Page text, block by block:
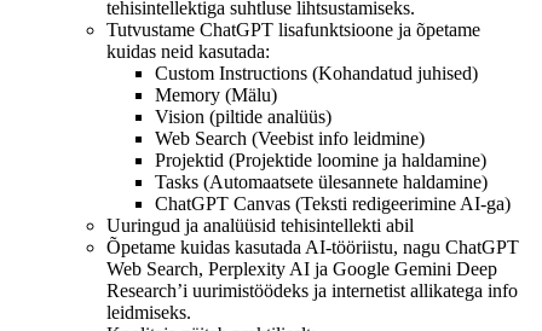
tehisintellektiga suhtluse lihtsustamiseks.
Tutvustame ChatGPT lisafunktsioone ja õpetame
kuidas neid kasutada:
Custom Instructions (Kohandatud juhised)
Memory (Mälu)
Vision (piltide analüüs)
Web Search (Veebist info leidmine)
Projektid (Projektide loomine ja haldamine)
Tasks (Automaatsete ülesannete haldamine)
ChatGPT Canvas (Teksti redigeerimine AI-ga)
Uuringud ja analüüsid tehisintellekti abil
Õpetame kuidas kasutada AI-tööriistu, nagu ChatGPT
Web Search, Perplexity AI ja Google Gemini Deep
Research’i uurimistöödeks ja internetist allikatega info
leidmiseks.